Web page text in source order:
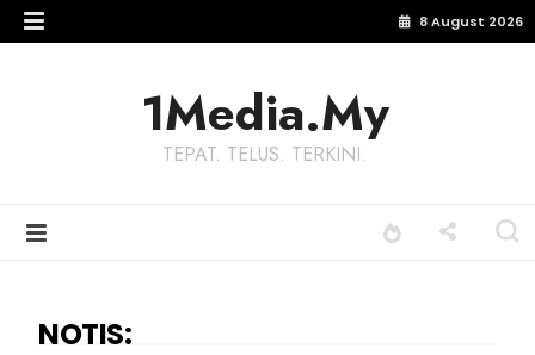
8 August 2026
1Media.My
TEPAT. TELUS. TERKINI.
NOTIS: